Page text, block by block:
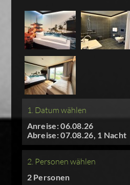
1. Datum wählen
Anreise: 06.08.26
Abreise: 07.08.26, 1 Nacht
2. Personen wählen
2 Personen